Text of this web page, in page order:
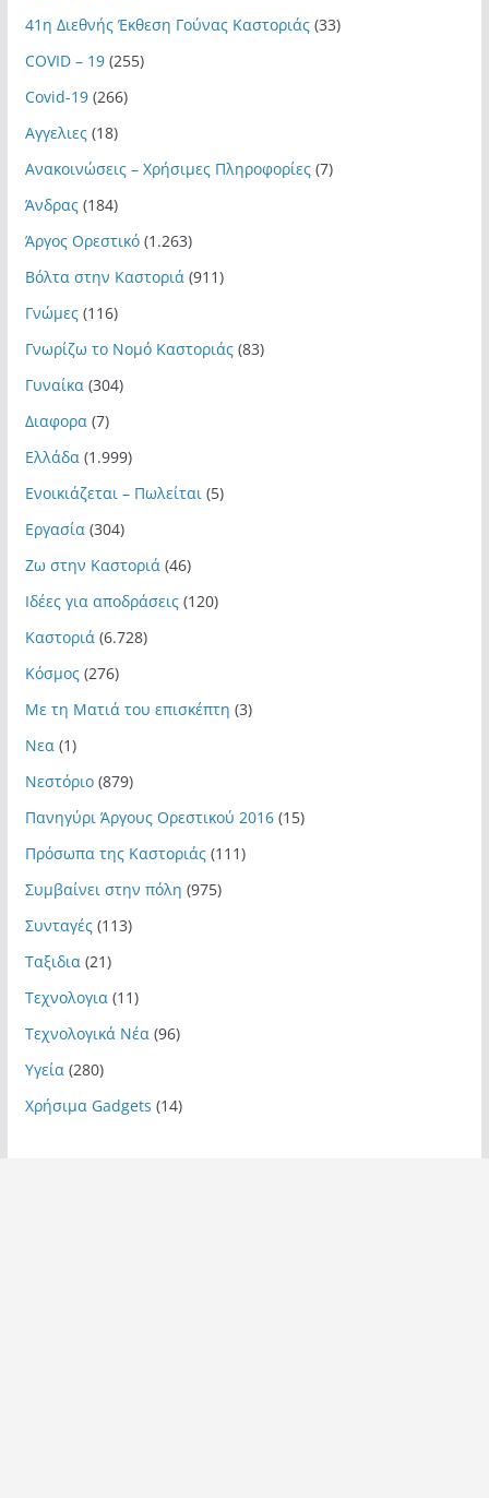
41η Διεθνής Έκθεση Γούνας Καστοριάς(33)
COVID – 19(255)
Covid-19(266)
Αγγελιες(18)
Ανακοινώσεις – Χρήσιμες Πληροφορίες(7)
Άνδρας(184)
Άργος Ορεστικό(1.263)
Βόλτα στην Καστοριά (911)
Γνώμες(116)
Γνωρίζω το Νομό Καστοριάς(83)
Γυναίκα (304)
Διαφορα (7)
Ελλάδα (1.999)
Ενοικιάζεται – Πωλείται (5)
Εργασία (304)
Ζω στην Καστοριά (46)
Ιδέες για αποδράσεις(120)
Καστοριά (6.728)
Κόσμος(276)
Με τη Ματιά του επισκέπτη (3)
Νεα (1)
Νεστόριο(879)
Πανηγύρι Άργους Ορεστικού 2016(15)
Πρόσωπα της Καστοριάς(111)
Συμβαίνει στην πόλη (975)
Συνταγές(113)
Ταξιδια (21)
Τεχνολογια (11)
Τεχνολογικά Νέα (96)
Υγεία (280)
Χρήσιμα Gadgets (14)